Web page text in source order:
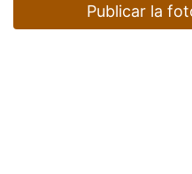
Publicar la